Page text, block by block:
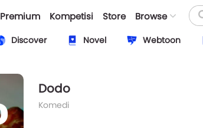
Premium Kompetisi Store Browse
Discover Novel Webtoon
Dodo
Komedi